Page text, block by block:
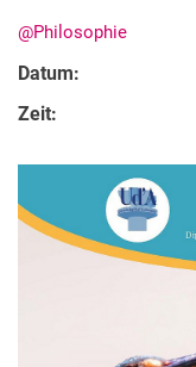
@Philosophie
Datum:
Zeit: